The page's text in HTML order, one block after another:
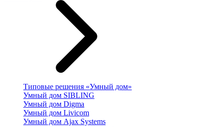
Типовые решения «Умный дом»
Умный дом SIBLING
Умный дом Digma
Умный дом Livicom
Умный дом Ajax Systems